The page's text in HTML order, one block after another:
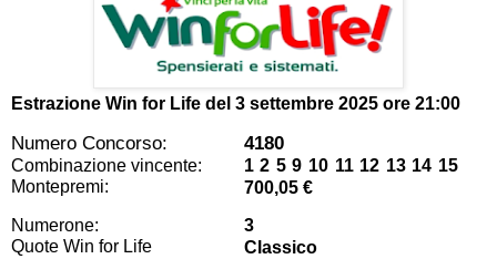
Estrazione Win for Life del 3 settembre 2025 ore 21:00
Numero Concorso: 4180
Combinazione vincente:
1 2 5 9 10 11 12 13 14 15
Montepremi:
700,05 €
Numerone:
3
Quote Win for Life
Classico